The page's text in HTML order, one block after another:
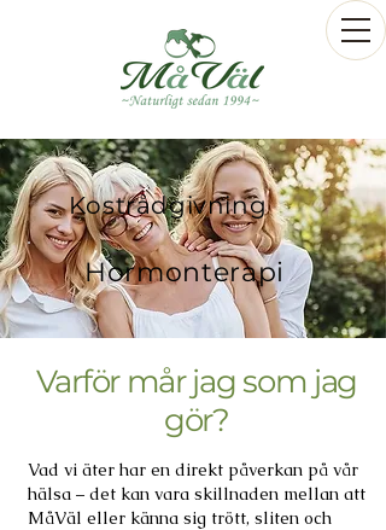
Kostrådgivning
Hormonterapi
Varför mår jag som jag
gör?
Vad vi äter har en direkt påverkan på vår
hälsa – det kan vara skillnaden mellan att
MåVäl eller känna sig trött, sliten och